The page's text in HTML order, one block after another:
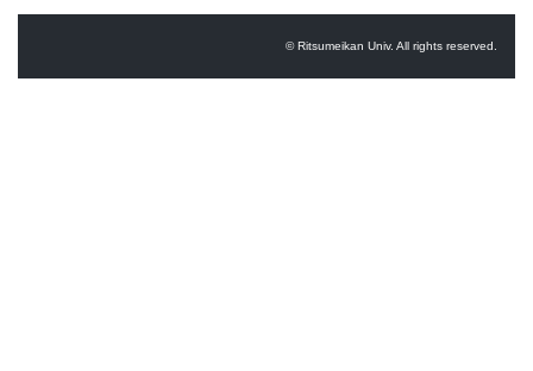
© Ritsumeikan Univ. All rights reserved.